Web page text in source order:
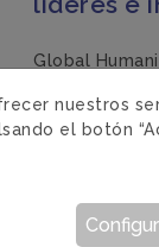
Global
mujeres
BOLIVIA ·
nuestros
el botón